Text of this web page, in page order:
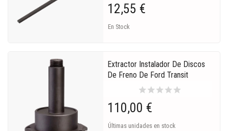
12,55 €
En Stock
Extractor Instalador De Discos
De Freno De Ford Transit
starstarstarstarstar
110,00 €
Últimas unidades en stock